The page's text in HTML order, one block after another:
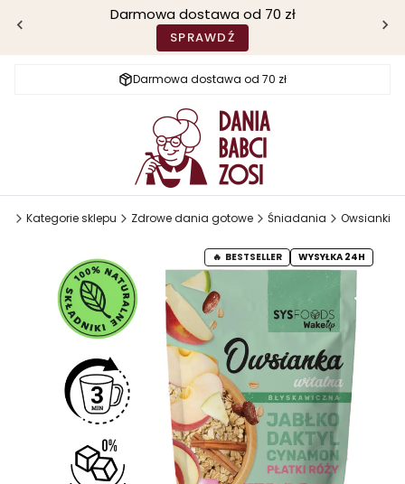
Darmowa dostawa od 70 zł
SPRAWDŹ
Darmowa dostawa od 70 zł
Kategorie sklepu Zdrowe dania gotowe Śniadania Owsianki
BESTSELLER WYSYŁKA 24H